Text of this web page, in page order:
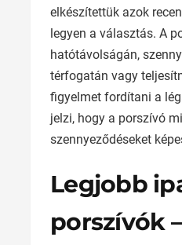
elkészítettük azok
legyen a választás. A
hatótávolságán,
térfogatán vagy
figyelmet fordítani a
jelzi, hogy a porszívó
szennyeződéseket
Legjobb
porszívók